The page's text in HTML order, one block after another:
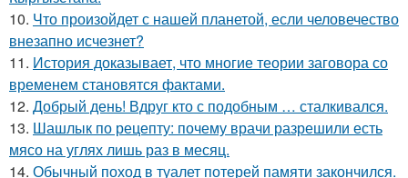
10. Что произойдет с нашей планетой, если человечество
внезапно исчезнет?
11. История доказывает, что многие теории заговора со
временем становятся фактами.
12. Добрый день! Вдруг кто с подобным … сталкивался.
13. Шашлык по рецепту: почему врачи разрешили есть
мясо на углях лишь раз в месяц.
14. Обычный поход в туалет потерей памяти закончился.